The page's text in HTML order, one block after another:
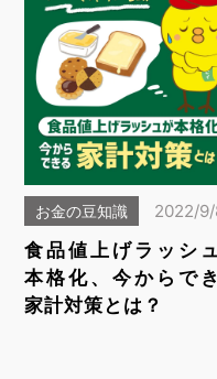
お金の豆知識 2022/
食品値上げラッシ
本格化、今からで
家計対策とは？